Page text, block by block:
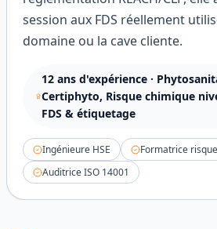
session aux FDS réellement
domaine ou la cave cliente.
12ans d'expérience ·
Certiphyto, Risque chimique
FDS & étiquetage
Ingénieure HSE
Formatrice
Auditrice ISO 14001